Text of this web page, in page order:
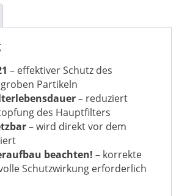
– effektiver Schutz des
Partikeln
– reduziert
des Hauptfilters
– wird direkt vor dem
beachten! – korrekte
Schutzwirkung erforderlich